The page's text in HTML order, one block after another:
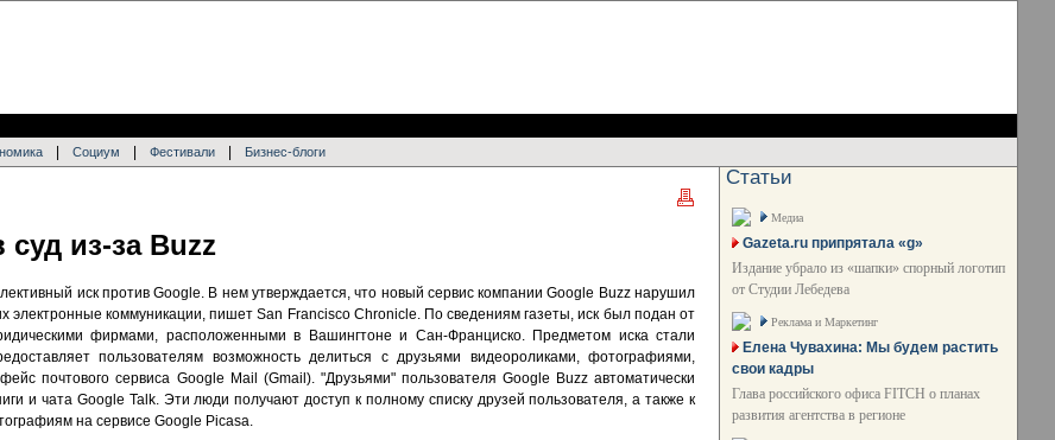
Социум Фестивали Бизнес-блоги
из-за Buzz
иск против Google. В нем утверждается, что новый сервис компании Google Buzz нарушил
электронные коммуникации, пишет San Francisco Chronicle. По сведениям газеты, иск был подан от
фирмами, расположенными в Вашингтоне и Сан-Франциско. Предметом иска стали
пользователям возможность делиться с друзьями видеороликами, фотографиями,
почтового сервиса Google Mail (Gmail). "Друзьями" пользователя Google Buzz автоматически
и чата Google Talk. Эти люди получают доступ к полному списку друзей пользователя, а также к
на сервисе Google Picasa.
Статьи
Медиа
Gazeta.ru припрятала «g»
Издание убрало из «шапки» спорный логотип
от Студии Лебедева
Реклама и Маркетинг
Елена Чувахина: Мы будем растить
свои кадры
Глава российского офиса FITCH о планах
развития агентства в регионе